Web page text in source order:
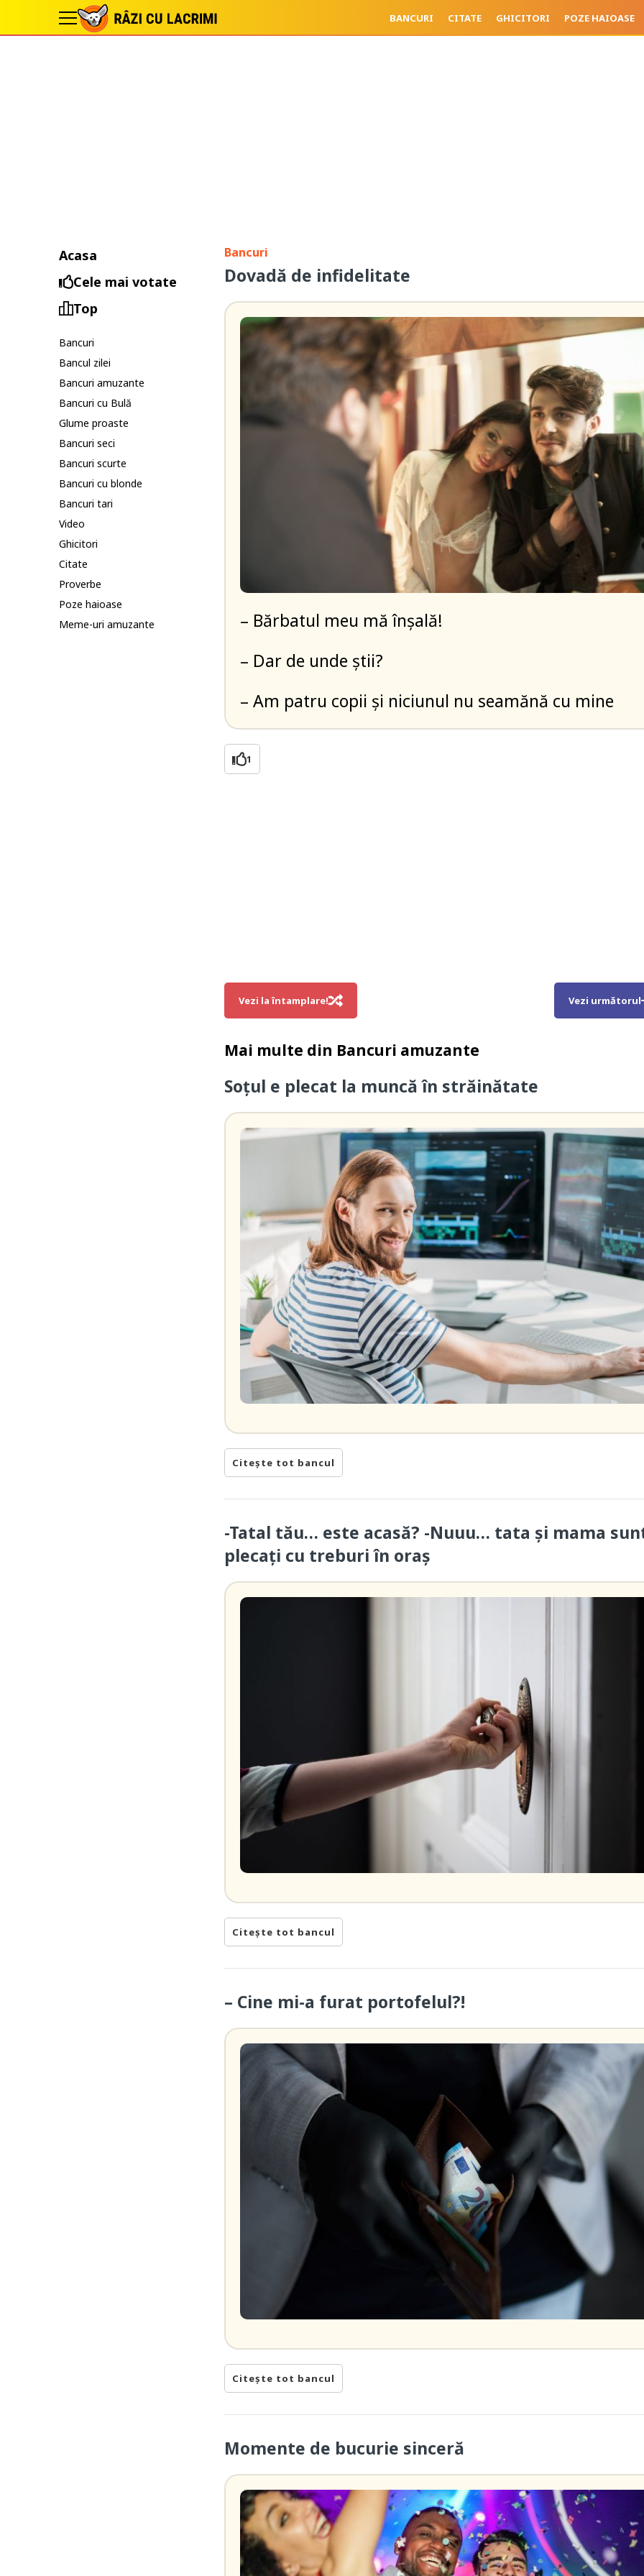
BANCURI CITATE GHICITORI POZE HAIOASE
Acasa
Cele mai votate
Top
Bancuri
Bancul zilei
Bancuri amuzante
Bancuri cu Bulă
Glume proaste
Bancuri seci
Bancuri scurte
Bancuri cu blonde
Bancuri tari
Video
Ghicitori
Citate
Proverbe
Poze haioase
Meme-uri amuzante
Bancuri
Dovadă de infidelitate
– Bărbatul meu mă înșală!
– Dar de unde știi?
– Am patru copii și niciunul nu seamănă cu mine
1
Vezi la întamplare! Vezi următorul
Mai multe din Bancuri amuzante
Soțul e plecat la muncă în străinătate
Citește tot bancul
-Tatal tău… este acasă? -Nuuu… tata și mama
plecați cu treburi în oraș
Citește tot bancul
– Cine mi-a furat portofelul?!
Citește tot bancul
Momente de bucurie sinceră